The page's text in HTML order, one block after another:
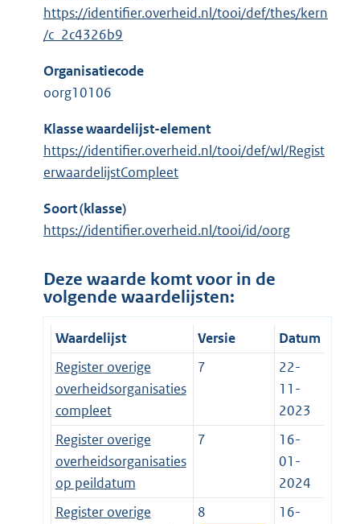
https://identifier.overheid.nl/tooi/def/thes/kern
/c_2c4326b9
Organisatiecode
oorg10106
Klasse waardelijst-element
https://identifier.overheid.nl/tooi/def/wl/Regist
erwaardelijstCompleet
Soort (klasse)
https://identifier.overheid.nl/tooi/id/oorg
Deze waarde komt voor in de
volgende waardelijsten:
Waardelijst Versie
Datum
Register overige
overheidsorganisaties
compleet
7
22-
11-
2023
Register overige
overheidsorganisaties
op peildatum
7
16-
01-
2024
Register overige
8
16-